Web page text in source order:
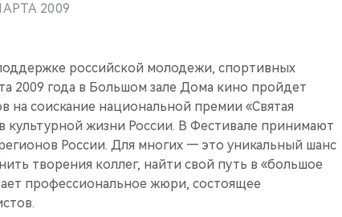
2009
российской молодежи, спортивных
2009 года в Большом зале Дома кино пройдет
соискание национальной премии «Святая
культурной жизни России. В Фестивале принимают
России. Для многих — это уникальный шанс
творения коллег, найти свой путь в «большое
профессиональное жюри, состоящее